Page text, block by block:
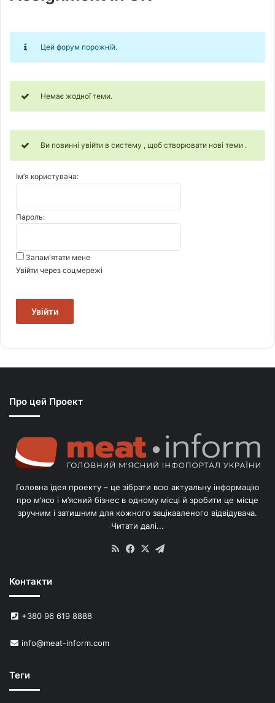
Цей форум порожній.
Немає жодної теми.
Ви повинні увійти в систему , щоб створювати нові теми .
Ім’я користувача:
Пароль:
Запам'ятати мене
Увійти через соцмережі
Увійти
Про цей Проект
Головна ідея проекту – це зібрати всю актуальну інформацію
про м’ясо і м’ясний бізнес в одному місці й зробити це місце
зручним і затишним для кожного зацікавленого відвідувача.
Читати далі...
RSS Facebook
X
Контакти
+380 96 619 8888
info@meat-inform.com
Теги